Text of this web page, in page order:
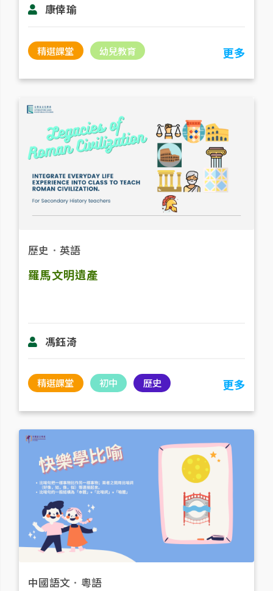
康倖瑜
精選課堂 幼兒教育 更多
歷史 ． 英語
羅馬文明遺產
馮鈺渏
精選課堂 初中 歷史 更多
中國語文 ． 粵語